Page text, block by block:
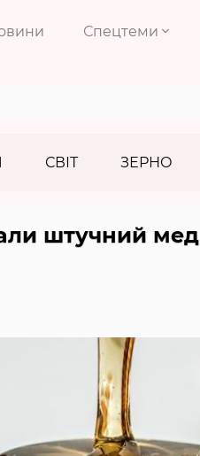
Спецтеми
СВІТ ЗЕРНО
штучний мед